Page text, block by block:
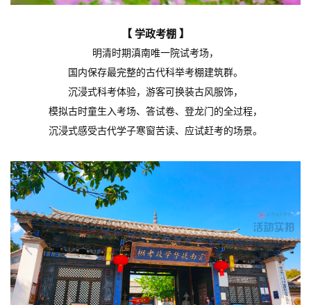
【 学政考棚 】
明清时期滇南唯一院试考场，
国内保存最完整的古代科举考棚建筑群。
沉浸式科考体验，游客可换装古风服饰，
模拟古时童生入考场、答试卷、登龙门的全过程，
沉浸式感受古代学子寒窗苦读、应试赶考的场景。